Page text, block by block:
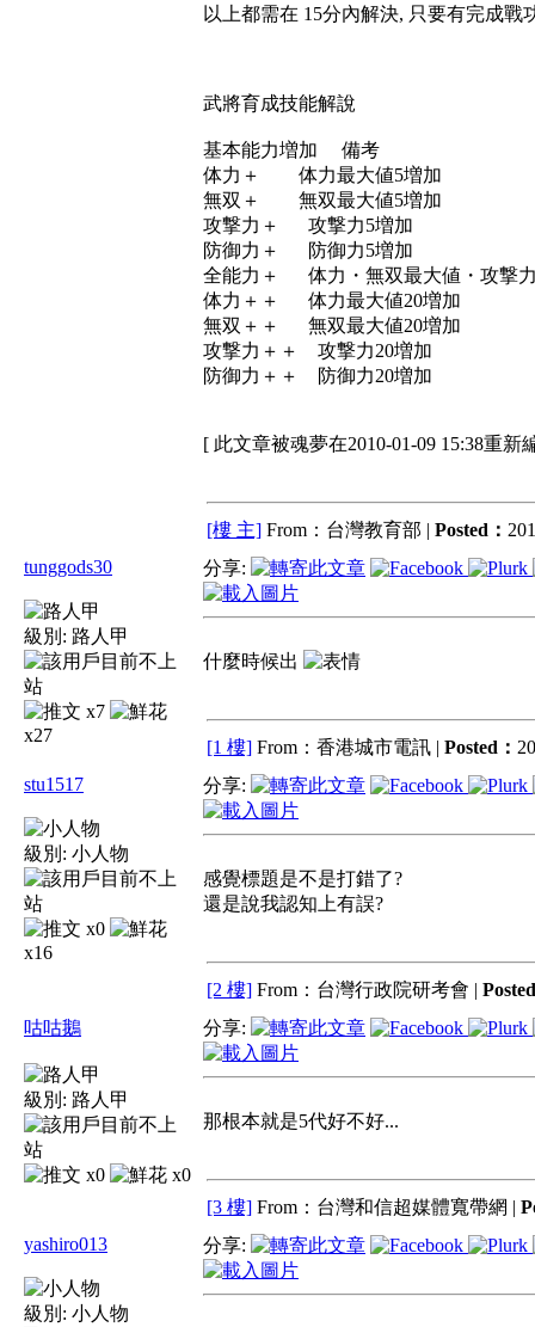
以上都需在 15分內解決, 只要有完成
武將育成技能解說
基本能力増加 備考
体力＋ 体力最大値5増加
無双＋ 無双最大値5増加
攻撃力＋ 攻撃力5増加
防御力＋ 防御力5増加
全能力＋ 体力・無双最大値・攻撃
体力＋＋ 体力最大値20増加
無双＋＋ 無双最大値20増加
攻撃力＋＋ 攻撃力20増加
防御力＋＋ 防御力20増加
[ 此文章被魂夢在2010-01-09 15:38重新
[樓 主] From：台灣教育部 | Posted：
tunggods30
級別: 路人甲
x7
x27
分享:
什麼時候出
[1 樓] From：香港城市電訊 | Posted：
stu1517
級別: 小人物
x0
x16
分享:
感覺標題是不是打錯了?
還是說我認知上有誤?
[2 樓] From：台灣行政院研考會 |
咕咕鵝
級別: 路人甲
x0 x0
分享:
那根本就是5代好不好...
[3 樓] From：台灣和信超媒體寬帶網 |
yashiro013
級別: 小人物
分享: